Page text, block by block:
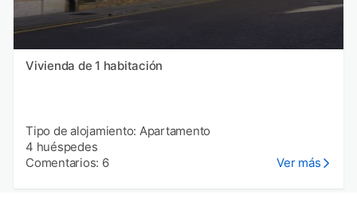
Vivienda de 1 habitación
Tipo de alojamiento: Apartamento
4 huéspedes
Comentarios: 6
Ver más